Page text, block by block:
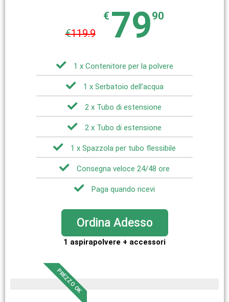
€119.9
€ 7990
1 x Contenitore per la polvere
1 x Serbatoio dell'acqua
2 x Tubo di estensione
2 x Tubo di estensione
1 x Spazzola per tubo flessibile
Consegna veloce 24/48 ore
Paga quando ricevi
Ordina Adesso
1 aspirapolvere + accessori
PREZZO OK
pezzi limitati in magazzino